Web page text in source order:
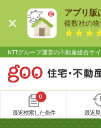
アプリ版
複数社の物
NTTグループ運営の不動産総合サ
0
最近検索した条件 最近